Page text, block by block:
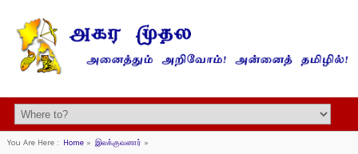
You Are Here : Home» இலக்குவனார் »